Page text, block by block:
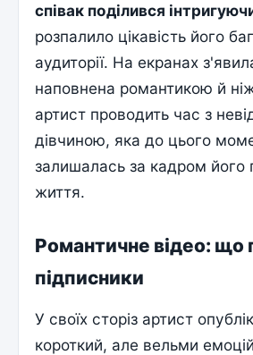
співак поділився
розпалило цікавість його
аудиторії. На екранах
наповнена романтикою й
артист проводить час з
дівчиною, яка до цього
залишалась за кадром його
життя.
Романтичне відео: що
підписники
У своїх сторіз артист
короткий, але вельми